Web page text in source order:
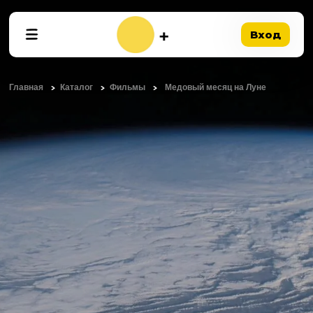
Вход
Главная Каталог Фильмы Медовый месяц на Луне